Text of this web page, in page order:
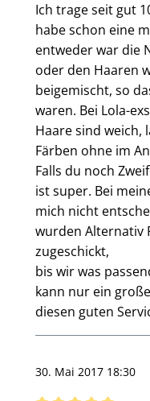
Ich trage seit gut
habe schon eine
entweder war die
oder den Haaren
beigemischt, so
waren. Bei Lola-
Haare sind weich,
Färben ohne im
Falls du noch
ist super. Bei
mich nicht
wurden Alternativ
zugeschickt,
bis wir was
kann nur ein
diesen guten
30. Mai 2017 18:30